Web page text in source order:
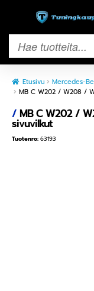
Etusivu Mercedes-
MB C W202 / W208 /
/MB C W202 /
sivuvilkut
Tuotenro: 63193